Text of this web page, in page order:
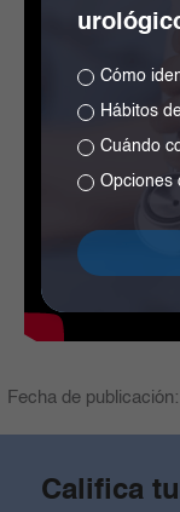
Fecha de publicación:
Califica
Cómo
Hábitos
Cuándo
Opciones